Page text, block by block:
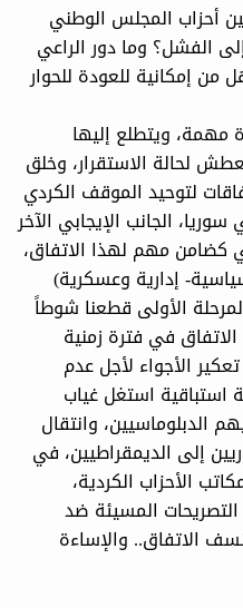
أحزاب المجلس الوطني
الفشل؟ وما دور الراعي
إمكانية للعودة للحوار
مهمة، ويتطلع إليها
لحالة الاستقرار، وخلق
لتوحيد الموقف الكردي
الجانب الإيجابي الآخر
كضامن مهم لهذا الاتفاق،
إدارية وعسكرية)
الأولى قطعنا شوطاً
في فترة زمنية
الأجواء لأجل عدم
استباقية استغل غياب
الدبلوماسيين، وانتقال
إلى الديمقراطيين، في
الأحزاب الكردية،
المسيئة ضد
الاتفاق.. والإساءة